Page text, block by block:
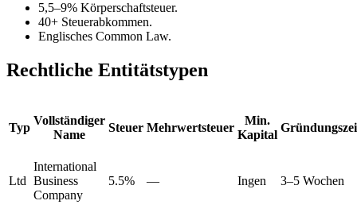
5,5–9% Körperschaftsteuer.
40+ Steuerabkommen.
Englisches Common Law.
Rechtliche Entitätstypen
Typ
Vollständiger
Name
Steuer Mehrwertsteuer
Min.
Kapital
Ltd
International
Business
Company
5.5% — Ingen 3–5 Wochen